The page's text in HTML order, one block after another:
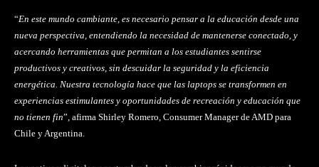
“En este mundo cambiante, es necesario pensar a la educación desde una
nueva perspectiva, entendiendo la necesidad de mantenerse conectado, y
acercando herramientas que permitan a los estudiantes sentirse
productivos y creativos, sin descuidar la seguridad y la eficiencia
energética. Nuestra tecnología hace que las laptops se transformen en
experiencias estimulantes y oportunidades de recreación y educación que
no tienen fin”, afirma Shirley Romero, Consumer Manager de AMD para
Chile y Argentina.